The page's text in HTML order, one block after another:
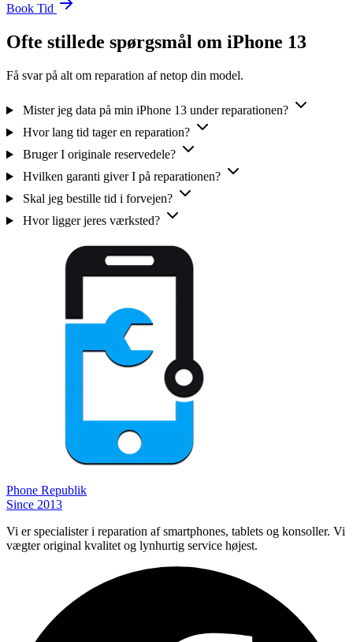
Book Tid
Ofte stillede spørgsmål om iPhone 13
Få svar på alt om reparation af netop din model.
Mister jeg data på min iPhone 13 under reparationen?
Hvor lang tid tager en reparation?
Bruger I originale reservedele?
Hvilken garanti giver I på reparationen?
Skal jeg bestille tid i forvejen?
Hvor ligger jeres værksted?
Phone Republik
Since 2013
Vi er specialister i reparation af smartphones, tablets og konsoller. Vi
vægter original kvalitet og lynhurtig service højest.